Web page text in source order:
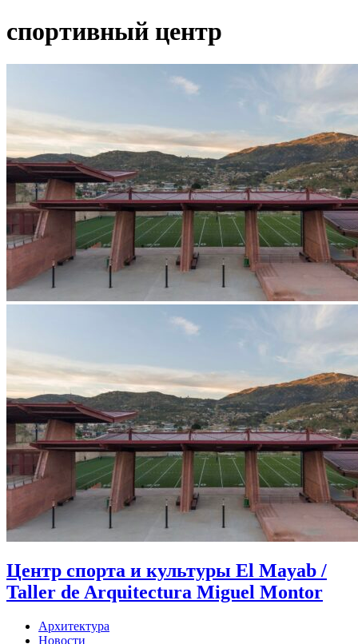
спортивный центр
Центр спорта и культуры El Mayab /
Taller de Arquitectura Miguel Montor
Архитектура
Новости